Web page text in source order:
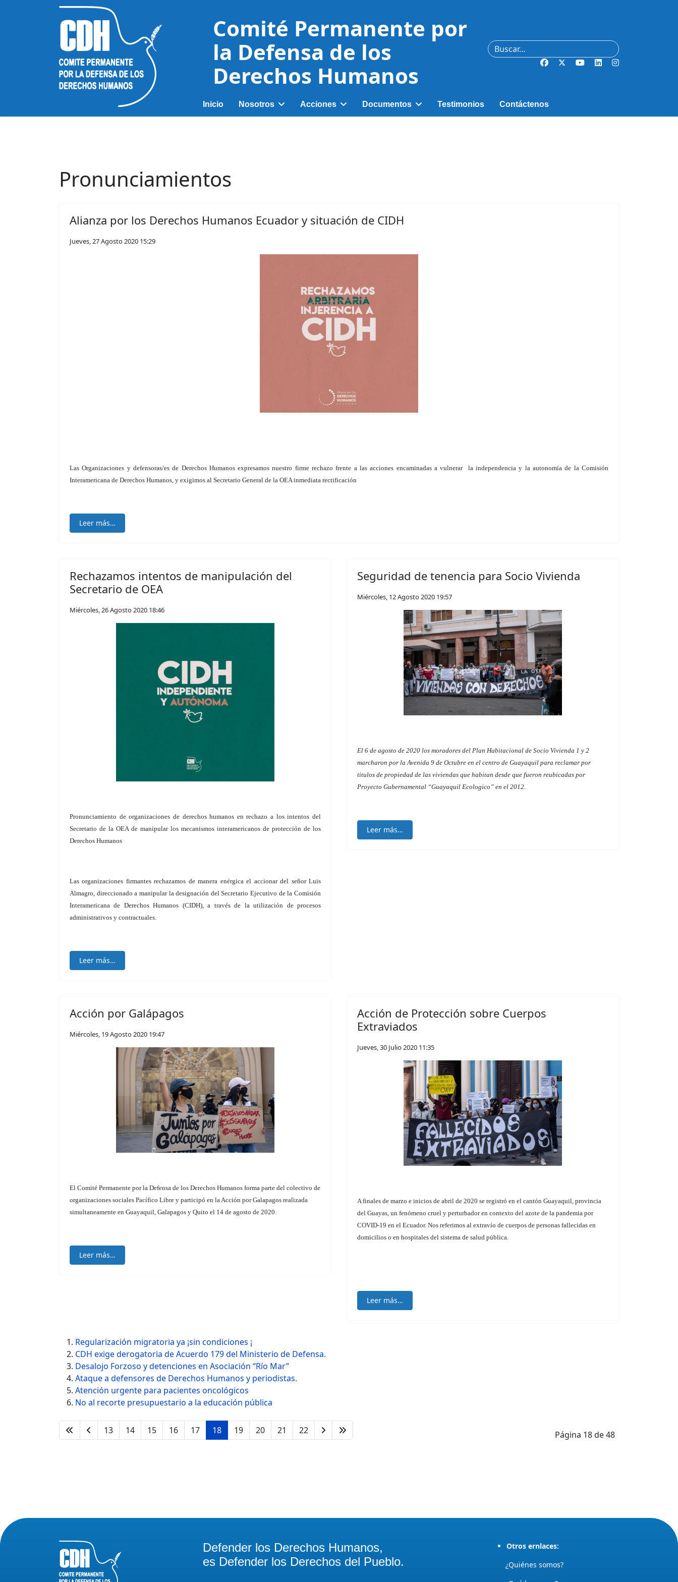
Comité Permanente por
la Defensa de los
Derechos Humanos
Buscar
Inicio Nosotros Acciones Documentos Testimonios Contáctenos
Pronunciamientos
Alianza por los Derechos Humanos Ecuador y situación de CIDH
Jueves, 27 Agosto 2020 15:29
Las Organizaciones y defensoras/es de Derechos Humanos expresamos nuestro firme rechazo frente a las acciones encaminadas a vulnerar la independencia y la autonomía de la Comisión
Interamericana de Derechos Humanos, y exigimos al Secretario General de la OEA inmediata rectificación
Leer más…
Rechazamos intentos de manipulación del
Secretario de OEA
Miércoles, 26 Agosto 2020 18:46
Pronunciamiento de organizaciones de derechos humanos en rechazo a los intentos del
Secretario de la OEA de manipular los mecanismos interamericanos de protección de los
Derechos Humanos
Las organizaciones firmantes rechazamos de manera enérgica el accionar del señor Luis
Almagro, direccionado a manipular la designación del Secretario Ejecutivo de la Comisión
Interamericana de Derechos Humanos (CIDH), a través de la utilización de procesos
administrativos y contractuales.
Leer más…
Seguridad de tenencia para Socio Vivienda
Miércoles, 12 Agosto 2020 19:57
El 6 de agosto de 2020 los moradores del Plan Habitacional de Socio Vivienda 1 y 2
marcharon por la Avenida 9 de Octubre en el centro de Guayaquil para reclamar por
titulos de propiedad de las viviendas que habitan desde que fueron reubicadas por
Proyecto Gubernamental “Guayaquil Ecologico” en el 2012.
Leer más…
Acción por Galápagos
Miércoles, 19 Agosto 2020 19:47
El Comité Permanente por la Defensa de los Derechos Humanos forma parte del colectivo de
organizaciones sociales Pacífico Libre y participó en la Acción por Galapagos realizada
simultaneamente en Guayaquil, Galapagos y Quito el 14 de agosto de 2020.
Leer más…
Acción de Protección sobre Cuerpos
Extraviados
Jueves, 30 Julio 2020 11:35
A finales de marzo e inicios de abril de 2020 se registró en el cantón Guayaquil, provincia
del Guayas, un fenómeno cruel y perturbador en contexto del azote de la pandemia por
COVID-19 en el Ecuador. Nos referimos al extravío de cuerpos de personas fallecidas en
domicilios o en hospitales del sistema de salud pública.
Leer más…
Regularización migratoria ya ¡sin condiciones ¡
CDH exige derogatoria de Acuerdo 179 del Ministerio de Defensa.
Desalojo Forzoso y detenciones en Asociación “Río Mar”
Ataque a defensores de Derechos Humanos y periodistas.
Atención urgente para pacientes oncológicos
No al recorte presupuestario a la educación pública
Página 18 de 48
13 14 15 16 17 18 19 20 21 22
Defender los Derechos Humanos,
es Defender los Derechos del Pueblo.
Otros ernlaces:
¿Quiénes somos?